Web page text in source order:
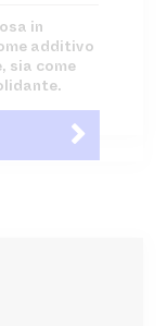
in
additivo
sia come